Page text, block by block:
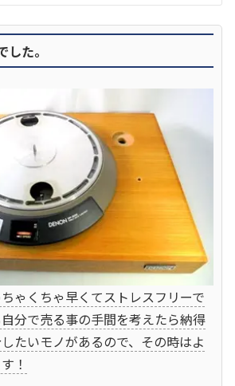
た。
ゃくちゃ早くてストレスフリーで
分で売る事の手間を考えたら納得
たいモノがあるので、その時はよ
！